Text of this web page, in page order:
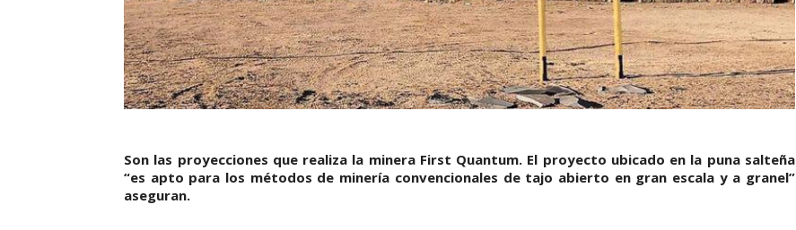
Son las proyecciones que realiza la minera First Quantum. El proyecto ubicado en la puna salteña
“es apto para los métodos de minería convencionales de tajo abierto en gran escala y a granel”
aseguran.